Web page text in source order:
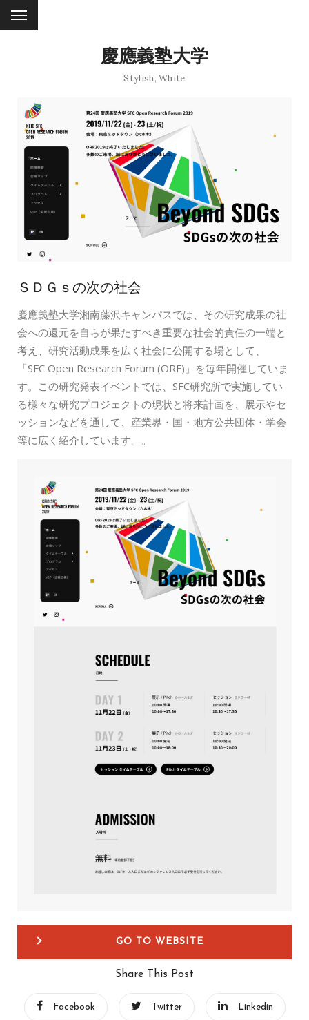
慶應義塾大学
Stylish,White
ＳＤＧｓの次の社会
慶應義塾大学湘南藤沢キャンパスでは、その研究成果の社
会への還元を自らが果たすべき重要な社会的責任の一端と
考え、研究活動成果を広く社会に公開する場として、
「SFC Open Research Forum (ORF)」を毎年開催していま
す。この研究発表イベントでは、SFC研究所で実施してい
る様々な研究プロジェクトの現状と将来計画を、展示やセ
ッションなどを通して、産業界・国・地方公共団体・学会
等に広く紹介しています。。
GO TO WEBSITE
Share This Post
Facebook Twitter Linkedin